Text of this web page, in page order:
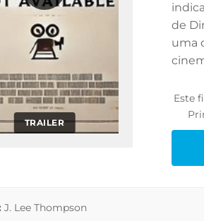
TRAILER
de
uma
Este
J. Lee Thompson